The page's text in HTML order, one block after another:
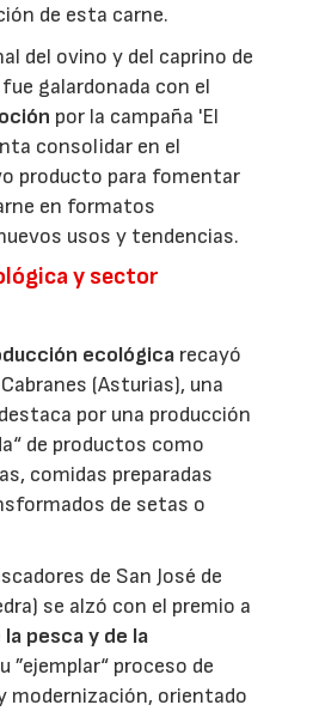
de esta carne.
del ovino y del caprino de
galardonada con el
por la campaña 'El
consolidar en el
producto para fomentar
en formatos
usos y tendencias.
y sector
ecológica recayó
(Asturias), una
por una producción
de productos como
comidas preparadas
de setas o
de San José de
se alzó con el premio a
pesca y de la
”ejemplar“ proceso de
modernización, orientado